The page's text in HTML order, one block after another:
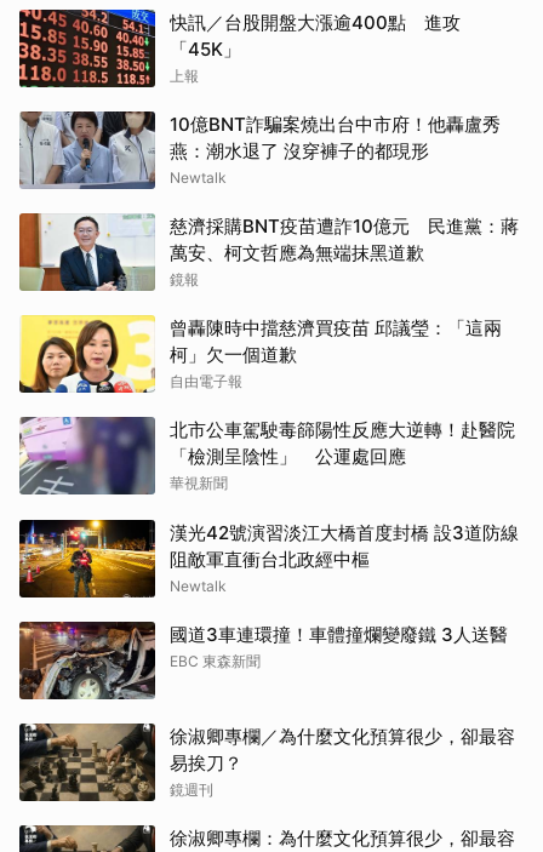
快訊／台股開盤大漲逾400點 進攻
「45K」
上報
10億BNT詐騙案燒出台中市府！他轟盧秀
燕：潮水退了 沒穿褲子的都現形
Newtalk
慈濟採購BNT疫苗遭詐10億元 民進黨：蔣
萬安、柯文哲應為無端抹黑道歉
鏡報
曾轟陳時中擋慈濟買疫苗 邱議瑩：「這兩
柯」欠一個道歉
自由電子報
北市公車駕駛毒篩陽性反應大逆轉！赴醫院
「檢測呈陰性」 公運處回應
華視新聞
漢光42號演習淡江大橋首度封橋 設3道防線
阻敵軍直衝台北政經中樞
Newtalk
國道3車連環撞！車體撞爛變廢鐵 3人送醫
EBC 東森新聞
徐淑卿專欄／為什麼文化預算很少，卻最容
易挨刀？
鏡週刊
徐淑卿專欄：為什麼文化預算很少，卻最容